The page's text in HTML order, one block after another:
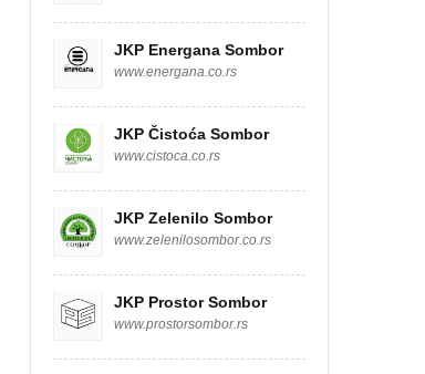
JKP Energana Sombor
www.energana.co.rs
JKP Čistoća Sombor
www.cistoca.co.rs
JKP Zelenilo Sombor
www.zelenilosombor.co.rs
JKP Prostor Sombor
www.prostorsombor.rs